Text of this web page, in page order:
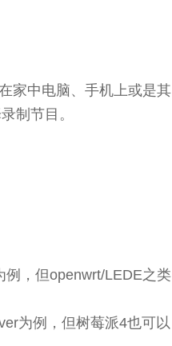
家中电脑、手机上或是其
制节目。
，但openwrt/LEDE之类
为例，但树莓派4也可以